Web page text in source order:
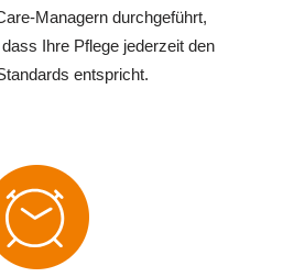
Managern durchgeführt,
Ihre Pflege jederzeit den
entspricht.